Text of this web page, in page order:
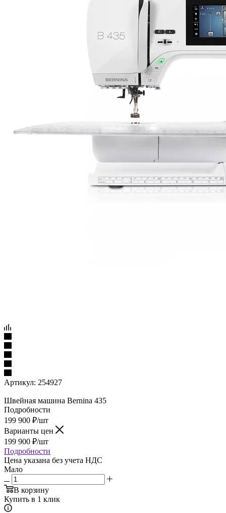
Артикул: 254927
Швейная машина Bernina 435
Подробности
199 900 ₽/шт
Варианты цен
199 900 ₽/шт
Подробности
Цена указана без учета НДС
Мало
В корзину
Купить в 1 клик